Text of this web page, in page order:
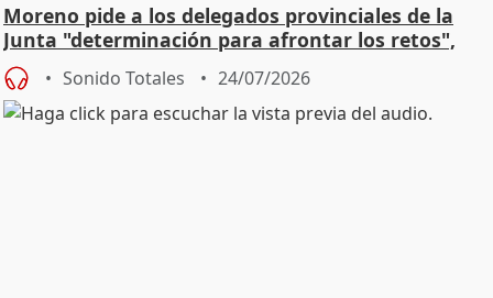
Moreno pide a los delegados provinciales de la
Junta "determinación para afrontar los retos",
diálog
Sonido Totales 24/07/2026